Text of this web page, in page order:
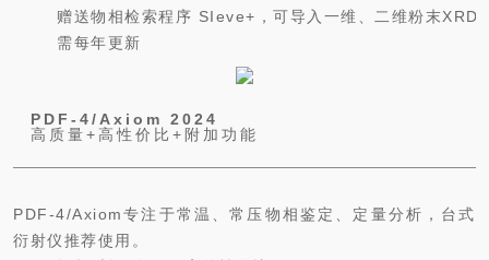
赠送物相检索程序 SIeve+，可导入一维、二维粉末XRD
需每年更新
PDF-4/Axiom 2024
高质量+高性价比+附加功能
PDF-4/Axiom专注于常温、常压物相鉴定、定量分析，台式
衍射仪推荐使用。